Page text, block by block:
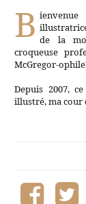
B de la
croqueuse
McGregor-
Depuis 2007,
illustré, ma cour